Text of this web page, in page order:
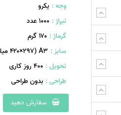
وجه : یکرو
تیراژ : 1000 عدد
گرماژ : ۱۷۰ گرم
سایز : A۳ (۴۲۰×۲۹۷ میلیمتر)
تحویل : 400 روز کاری
طراحی : بدون طراحی
سفارش دهید